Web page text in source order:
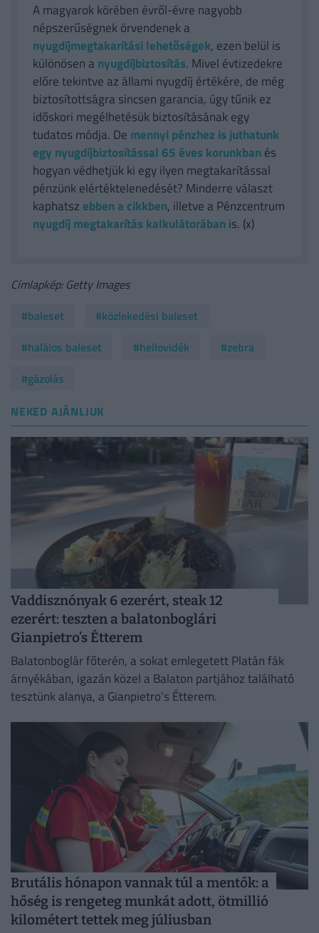
A magyarok körében évről-évre nagyobb
népszerűségnek örvendenek a
nyugdíjmegtakarítási lehetőségek, ezen belül is
különösen a nyugdíjbiztosítás. Mivel évtizedekre
előre tekintve az állami nyugdíj értékére, de még
biztosítottságra sincsen garancia, úgy tűnik ez
időskori megélhetésük biztosításának egy
tudatos módja. De mennyi pénzhez is juthatunk
egy nyugdíjbiztosítással 65 éves korunkbanés
hogyan védhetjük ki egy ilyen megtakarítással
pénzünk elértéktelenedését? Minderre választ
kaphatsz ebben a cikkben, illetve a Pénzcentrum
nyugdíj megtakarítás kalkulátorábanis. (x)
Címlapkép: Getty Images
#baleset
#közlekedési baleset
#halálos baleset
#hellovidék
#zebra
#gázolás
NEKED AJÁNLJUK
Vaddisznónyak 6 ezerért, steak 12
ezerért: teszten a balatonboglári
Gianpietro’s Étterem
Balatonboglár főterén, a sokat emlegetett Platán fák
árnyékában, igazán közel a Balaton partjához található
tesztünk alanya, a Gianpietro’s Étterem.
Brutális hónapon vannak túl a mentők: a
hőség is rengeteg munkát adott, ötmillió
kilométert tettek meg júliusban